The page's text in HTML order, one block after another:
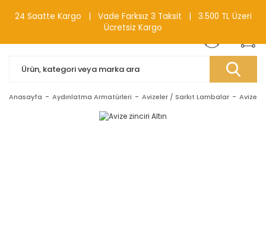
0(212) 240 87 88
Anasayfa Aydınlatma Armatürleri Avizeler / Sarkıt Lambalar Avize
24 Saatte Kargo | Vade Farksız 3 Taksit | 3.500 TL Üzeri
Ücretsiz Kargo